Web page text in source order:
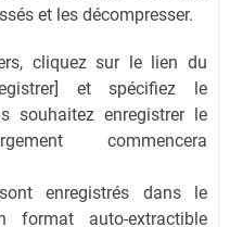
et les décompresser.
cliquez sur le lien du
et spécifiez le
souhaitez enregistrer le
commencera
enregistrés dans le
format auto-extractible